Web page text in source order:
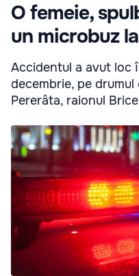
O femeie,
un microbuz
Accidentul a avut loc
decembrie, pe
Pererâta, raionul